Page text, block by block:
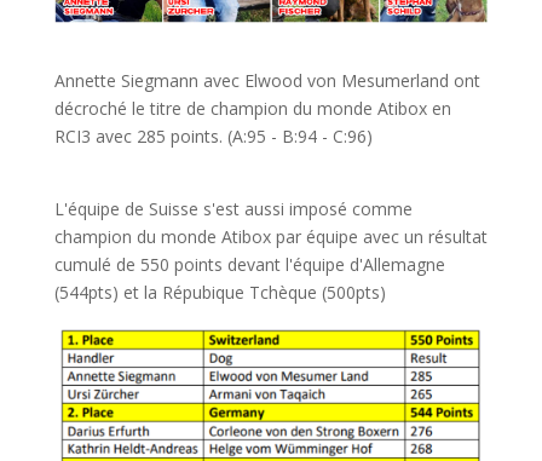
Annette Siegmann avec Elwood von Mesumerland ont
décroché le titre de champion du monde Atibox en
RCI3 avec 285 points. (A:95 - B:94 - C:96)
L'équipe de Suisse s'est aussi imposé comme
champion du monde Atibox par équipe avec un résultat
cumulé de 550 points devant l'équipe d'Allemagne
(544pts) et la Répubique Tchèque (500pts)